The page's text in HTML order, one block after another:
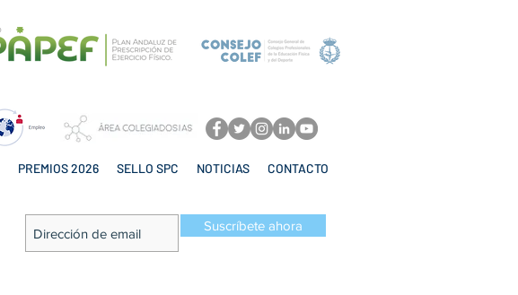
PREMIOS 2026 SELLO SPC NOTICIAS CONTACTO
Suscríbete ahora